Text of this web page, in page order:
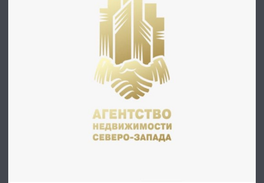
Недвижимость Северо-Запада.